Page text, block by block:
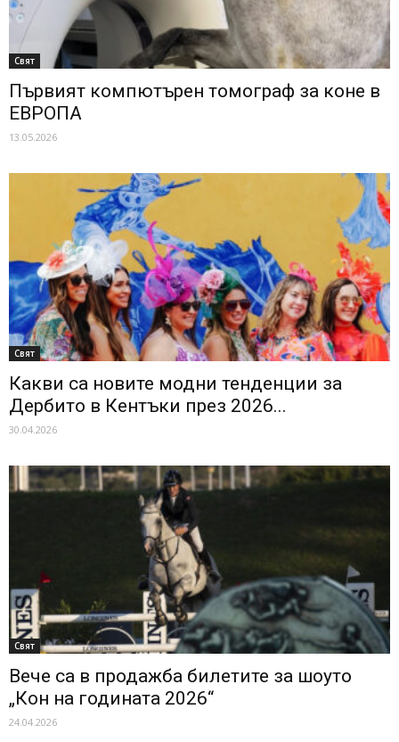
Свят
Първият компютърен томограф за коне в
ЕВРОПА
13.05.2026
Свят
Какви са новите модни тенденции за
Дербито в Кентъки през 2026...
30.04.2026
Свят
Вече са в продажба билетите за шоуто
„Кон на годината 2026“
24.04.2026